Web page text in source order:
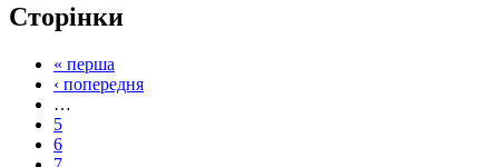
Сторінки
« перша
‹ попередня
…
5
6